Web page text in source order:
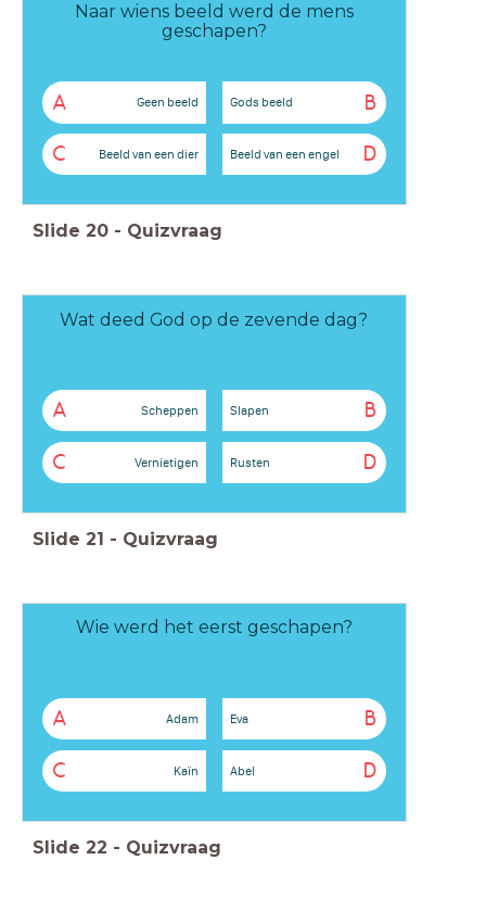
Naar wiens beeld werd de mens
geschapen?
A Geen beeld B
Gods beeld
C Beeld van een dier D
Beeld van een engel
Slide 20 - Quizvraag
Wat deed God op de zevende dag?
A Scheppen B
Slapen
C Vernietigen D
Rusten
Slide 21 - Quizvraag
Wie werd het eerst geschapen?
A Adam B
Eva
C Kaïn D
Abel
Slide 22 - Quizvraag